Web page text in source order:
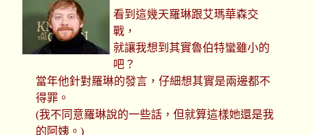
看到這幾天羅琳跟艾瑪華森交
戰，
就讓我想到其實魯伯特蠻雖小的
吧？
當年他針對羅琳的發言，仔細想其實是兩邊都不
得罪。
(我不同意羅琳說的一些話，但就算這樣她還是我
的阿姨。)